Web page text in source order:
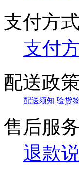
品牌
支付方式
支付
配送政策
配送须知 验货
售后服务
退款